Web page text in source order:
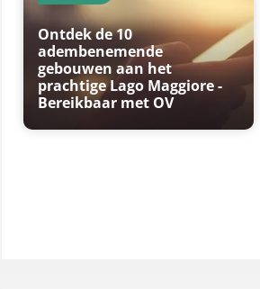
Ontdek de 10
adembenemende
gebouwen aan het
prachtige Lago Maggiore -
Bereikbaar met OV